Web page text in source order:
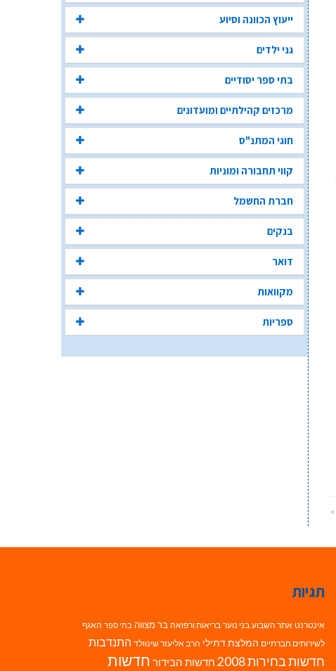
ייעוץ הכוונה וסיוע
גני ילדים
בתי ספר יסודיים
מרכזים קהילתיים ומועדונים
חוגי המתנ"ס
קווי תחבורה ומוניות
חברת החשמל
בנקים
דואר
מקוואות
ספריות
תגיות
אינטרנט אתר השבוע בני נוער בריאות ורפואה בר מצווה בתי ספר האגף
לשירותים חברתיים המלצת דתילי הרב אליעזר שינוולד התנדבות
חדשות בחירות 2008 חדשות הבידור חדשות